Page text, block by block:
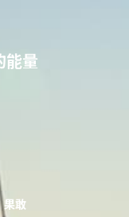
量
果敢
则
务实